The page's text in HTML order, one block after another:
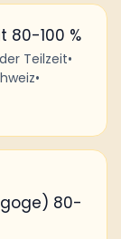
80-100 %
Teilzeit•
•
80-